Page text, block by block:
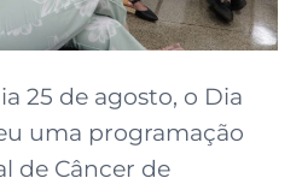
25 de agosto, o Dia
uma programação
de Câncer de